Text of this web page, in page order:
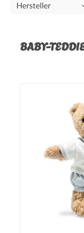
Hersteller
BABY-